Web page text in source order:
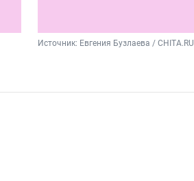
Источник: Евгения Бузлаева / CHITA.RU